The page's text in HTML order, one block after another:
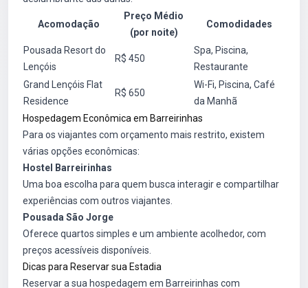
Acomodação
Preço Médio
(por noite)
Comodidades
Pousada Resort do
Lençóis
R$ 450
Spa, Piscina,
Restaurante
Grand Lençóis Flat
Residence
R$ 650
Wi-Fi, Piscina, Café
da Manhã
Hospedagem Econômica em Barreirinhas
Para os viajantes com orçamento mais restrito, existem
várias opções econômicas:
Hostel Barreirinhas
Uma boa escolha para quem busca interagir e compartilhar
experiências com outros viajantes.
Pousada São Jorge
Oferece quartos simples e um ambiente acolhedor, com
preços acessíveis disponíveis.
Dicas para Reservar sua Estadia
Reservar a sua hospedagem em Barreirinhas com